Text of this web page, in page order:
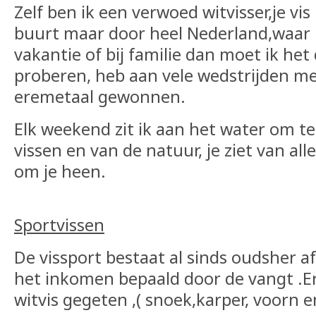
Zelf ben ik een verwoed witvisser,je
buurt maar door heel
vakantie of bij familie dan moet ik het
proberen, heb aan vele wedstrijden
eremetaal gewonnen.
Elk weekend zit ik aan het water om
vissen en van de natuur, je ziet van
om je heen.
Sportvissen
De vissport bestaat al sinds oudsher
het inkomen bepaald door de vangt
witvis gegeten ,( snoek,karper, voorn